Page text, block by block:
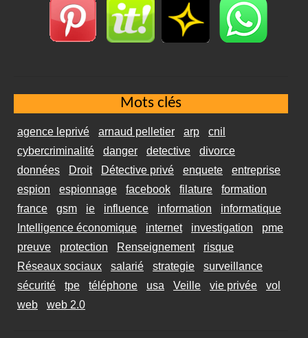
Mots clés
agence leprivé arnaud pelletier arp
cnil
cybercriminalité
danger detective
divorce
données
Droit Détective privé enquete
entreprise
espion
espionnage facebook filature
formation
france
gsm ie influence information
informatique
Intelligence économique
internet investigation
pme
preuve
protection Renseignement
risque
Réseaux sociaux
salarié strategie
surveillance
sécurité
tpe téléphone usa Veille vie privée
vol
web
web 2.0